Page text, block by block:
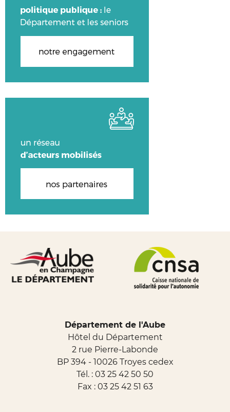
Département de l'Aube
Hôtel du Département
2 rue Pierre-Labonde
BP 394 - 10026 Troyes cedex
Tél. : 03 25 42 50 50
Fax : 03 25 42 51 63